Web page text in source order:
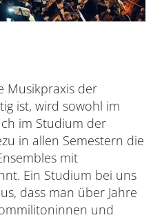
Musikpraxis der
ist, wird sowohl im
im Studium der
in allen Semestern die
mit
Ein Studium bei uns
dass man über Jahre
und